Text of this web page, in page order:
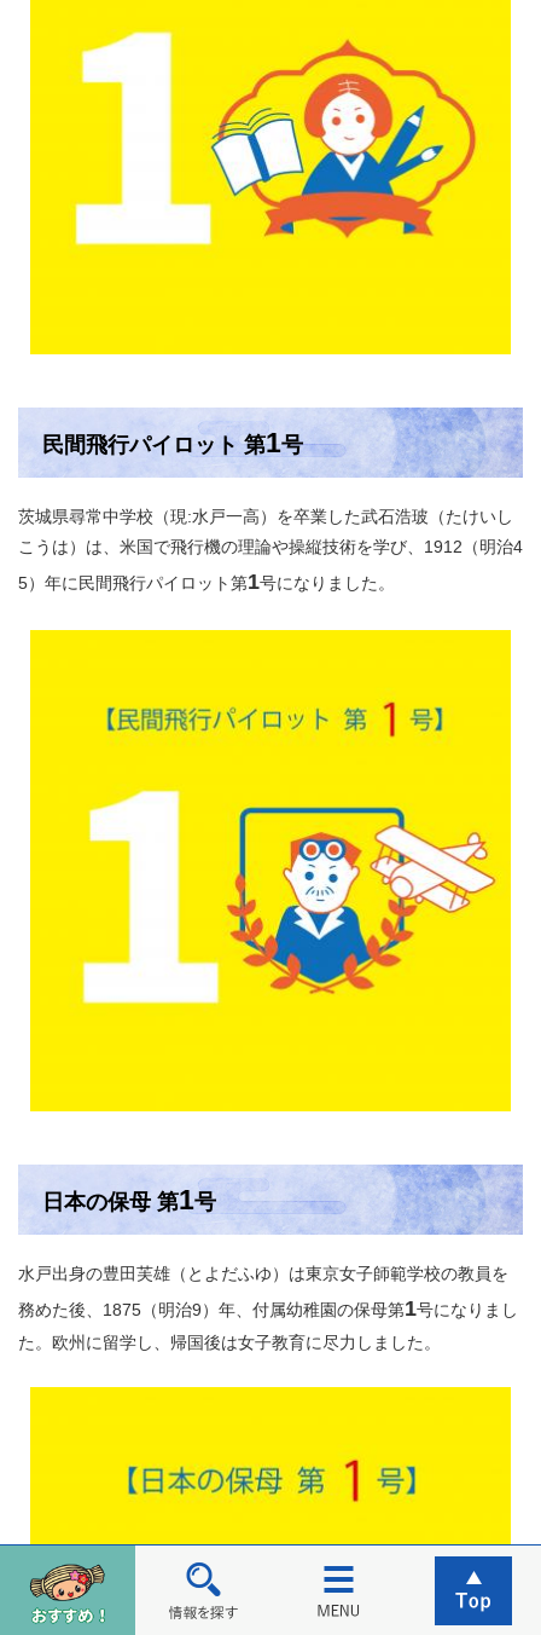
民間飛行パイロット 第1号
茨城県尋常中学校（現:水戸一高）を卒業した武石浩玻（たけいし
こうは）は、米国で飛行機の理論や操縦技術を学び、1912（明治4
5）年に民間飛行パイロット第1号になりました。
日本の保母 第1号
水戸出身の豊田芙雄（とよだふゆ）は東京女子師範学校の教員を
務めた後、1875（明治9）年、付属幼稚園の保母第1号になりまし
た。欧州に留学し、帰国後は女子教育に尽力しました。